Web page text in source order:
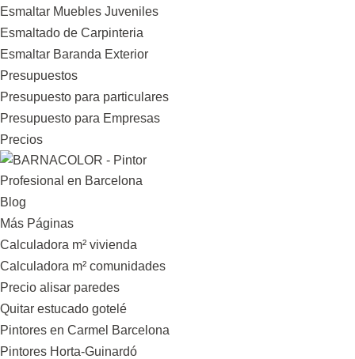
Esmaltar Muebles Juveniles
Esmaltado de Carpinteria
Esmaltar Baranda Exterior
Presupuestos
Presupuesto para particulares
Presupuesto para Empresas
Precios
Blog
Más Páginas
Calculadora m² vivienda
Calculadora m² comunidades
Precio alisar paredes
Quitar estucado gotelé
Pintores en Carmel Barcelona
Pintores Horta-Guinardó